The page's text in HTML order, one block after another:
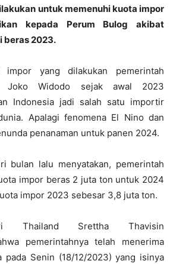
untuk memenuhi kuota impor
kepada Perum Bulog akibat
beras 2023.
impor yang dilakukan pemerintah
Joko Widodo sejak awal 2023
Indonesia jadi salah satu importir
Apalagi fenomena El Nino dan
penanaman untuk panen 2024.
bulan lalu menyatakan, pemerintah
impor beras 2 juta ton untuk 2024
impor 2023 sebesar 3,8 juta ton.
Thailand Srettha Thavisin
pemerintahnya telah menerima
pada Senin (18/12/2023) yang isinya